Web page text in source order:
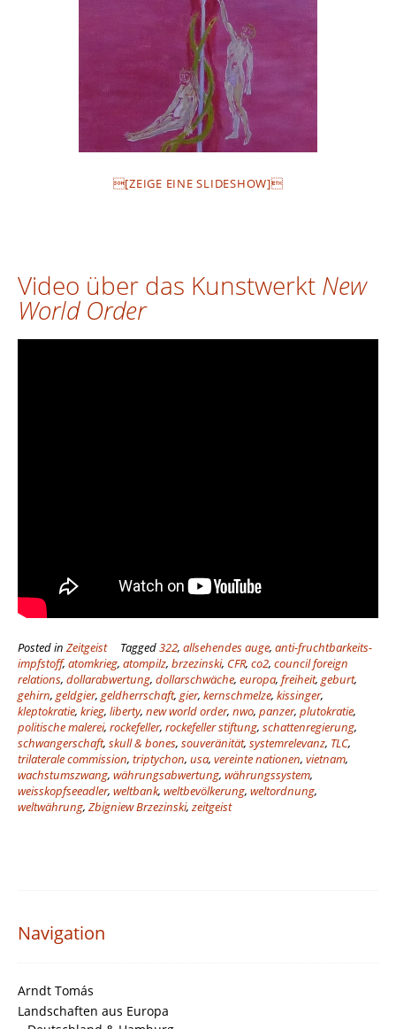
[ZEIGE EINE SLIDESHOW]
Video über das Kunstwerkt New
World Order
Posted in Zeitgeist Tagged322, allsehendes auge, anti-fruchtbarkeits-
impfstoff, atomkrieg, atompilz, brzezinski, CFR, co2, council foreign
relations, dollarabwertung, dollarschwäche, europa, freiheit, geburt,
gehirn, geldgier, geldherrschaft, gier, kernschmelze, kissinger,
kleptokratie, krieg, liberty, new world order, nwo, panzer, plutokratie,
politische malerei, rockefeller, rockefeller stiftung, schattenregierung,
schwangerschaft, skull & bones, souveränität, systemrelevanz, TLC,
trilaterale commission, triptychon, usa, vereinte nationen, vietnam,
wachstumszwang, währungsabwertung, währungssystem,
weisskopfseeadler, weltbank, weltbevölkerung, weltordnung,
weltwährung, Zbigniew Brzezinski, zeitgeist
Navigation
Arndt Tomás
Landschaften aus Europa